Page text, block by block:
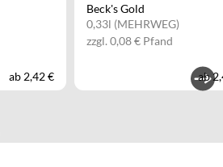
ab 2,42 €
Beck's Gold
0,33l (MEHRWEG)
zzgl. 0,08 € Pfand
ab